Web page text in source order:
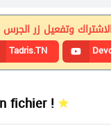
وتفعيل زر
Tadris.TN
fichier !